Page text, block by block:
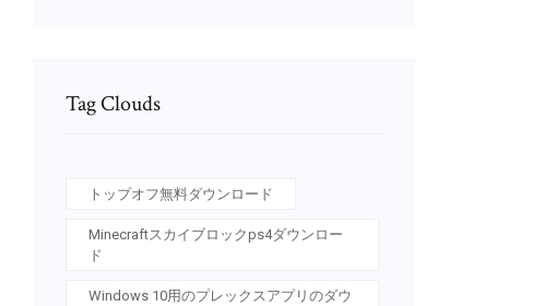
Tag Clouds
トップオフ無料ダウンロード
Minecraftスカイブロックps4ダウンロー
ド
Windows 10用のプレックスアプリのダウ